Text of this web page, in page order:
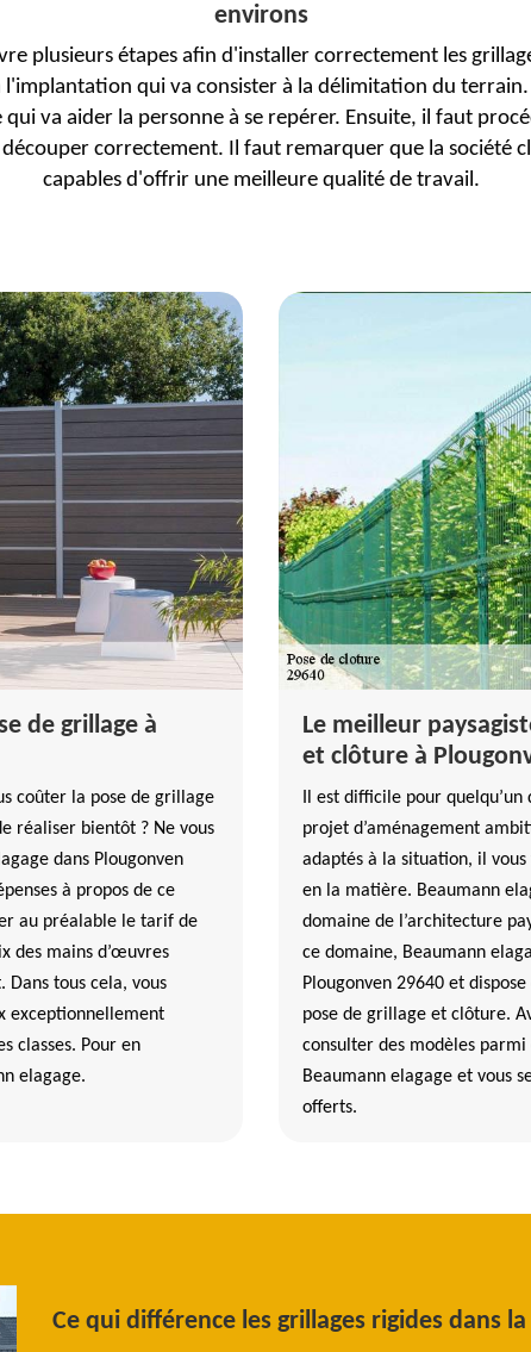
environs
plusieurs étapes afin d'installer correctement les
qui va consister à la délimitation du
va aider la personne à se repérer. Ensuite, il faut
correctement. Il faut remarquer que la société
capables d'offrir une meilleure qualité de travail.
de grillage à
coûter la pose de grillage
réaliser bientôt ? Ne vous
dans Plougonven
à propos de ce
au préalable le tarif de
des mains d’œuvres
tous cela, vous
exceptionnellement
classes. Pour en
elagage.
Le meilleur
et clôture à
Il est difficile pour
projet d’aménagement
adaptés à la situation, il
en la matière. Beaumann
domaine de l’architecture
ce domaine, Beaumann
Plougonven 29640 et
pose de grillage et clôture.
consulter des modèles
Beaumann elagage et vous
offerts.
Ce qui différence les grillages rigides dans